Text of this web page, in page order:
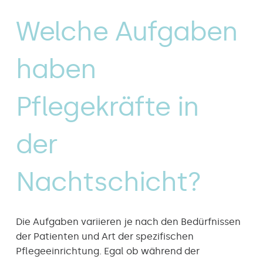
Welche Aufgaben
haben
Pflegekräfte in
der
Nachtschicht?
Die Aufgaben variieren je nach den Bedürfnissen
der Patienten und Art der spezifischen
Pflegeeinrichtung. Egal ob während der